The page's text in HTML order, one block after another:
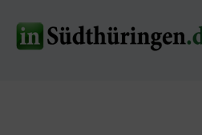
Inhalt
springen